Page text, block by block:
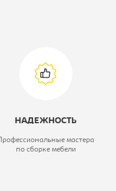
НАДЕЖНОСТЬ
Профессиональные мастера
по сборке мебели